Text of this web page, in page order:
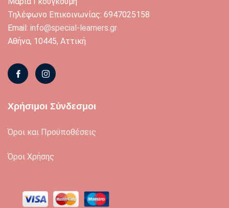
Τηλέφωνο Επικοινωνίας: 6947025158
Email: info@special-learners.gr
Αθήνα, 10445, Αττική
Χρήσιμοι Σύνδεσμοι
Όροι και Προϋποθέσεις
Όροι Χρήσης